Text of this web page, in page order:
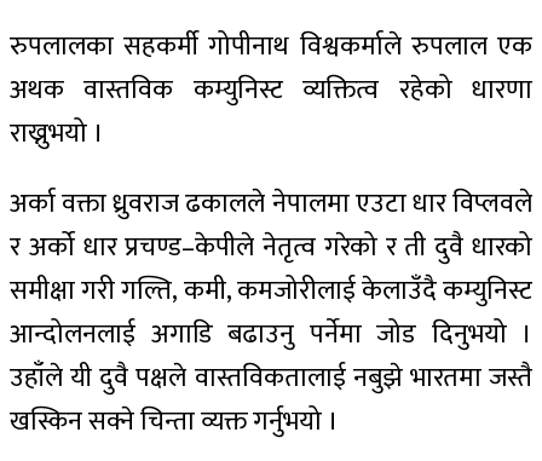
रुपलालका सहकर्मी गोपीनाथ विश्वकर्माले रुपलाल एक
अथक वास्तविक कम्युनिस्ट व्यक्तित्व रहेको धारणा
राख्नुभयो ।
अर्का वक्ता ध्रुवराज ढकालले नेपालमा एउटा धार विप्लवले
र अर्को धार प्रचण्ड–केपीले नेतृत्व गरेको र ती दुवै धारको
समीक्षा गरी गल्ति, कमी, कमजोरीलाई केलाउँदै कम्युनिस्ट
आन्दोलनलाई अगाडि बढाउनु पर्नेमा जोड दिनुभयो ।
उहाँले यी दुवै पक्षले वास्तविकतालाई नबुझे भारतमा जस्तै
खस्किन सक्ने चिन्ता व्यक्त गर्नुभयो ।